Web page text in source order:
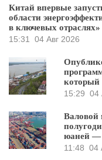
Китай впервые
области
в ключевых отраслях»
15:31
04 Авг 2026
который
15:29 04
Валовой
юаней —
11:48 04